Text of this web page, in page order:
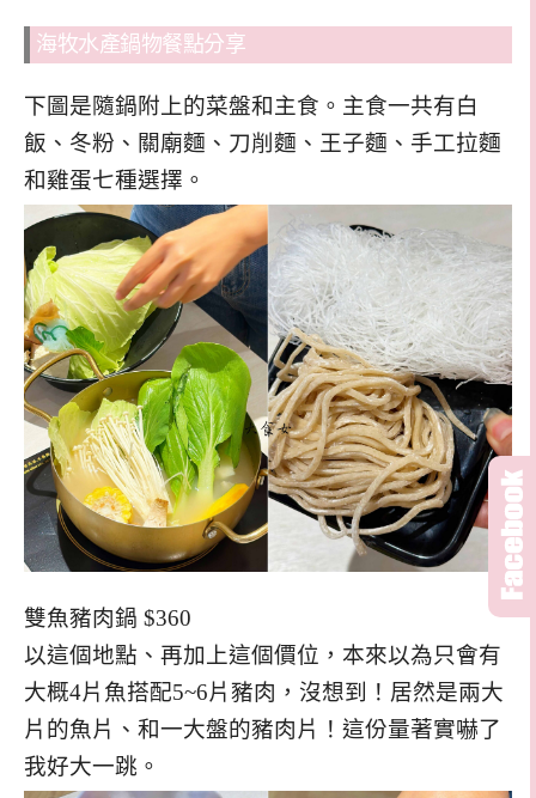
海牧水產鍋物餐點分享
下圖是隨鍋附上的菜盤和主食。主食一共有白
飯、冬粉、關廟麵、刀削麵、王子麵、手工拉麵
和雞蛋七種選擇。
雙魚豬肉鍋 $360
以這個地點、再加上這個價位，本來以為只會有
大概4片魚搭配5~6片豬肉，沒想到！居然是兩大
片的魚片、和一大盤的豬肉片！這份量著實嚇了
我好大一跳。